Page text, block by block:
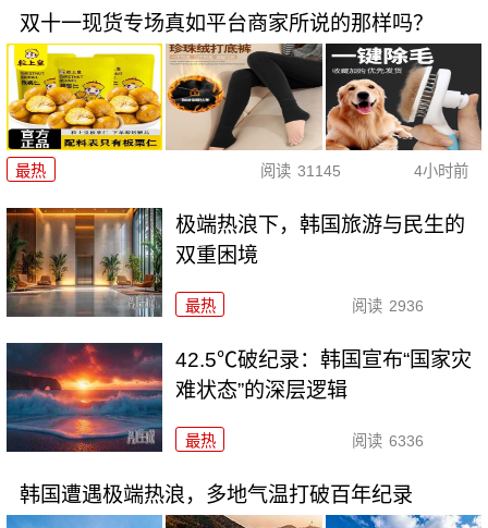
双十一现货专场真如平台商家所说的那样吗？
最热 阅读 31145 4小时前
极端热浪下，韩国旅游与民生的
双重困境
最热 阅读 2936
42.5℃破纪录：韩国宣布“国家灾
难状态”的深层逻辑
最热 阅读 6336
韩国遭遇极端热浪，多地气温打破百年纪录